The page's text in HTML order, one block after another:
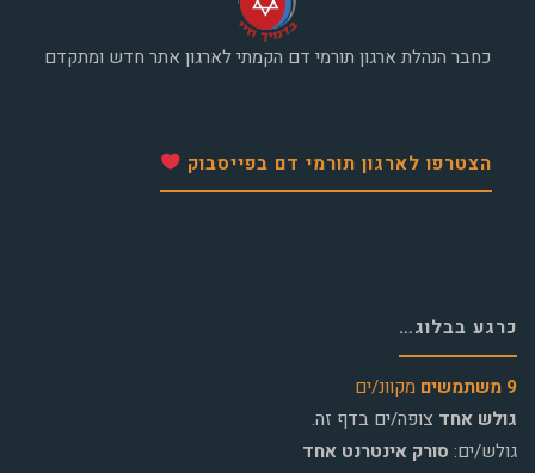
כחבר הנהלת ארגון תורמי דם הקמתי לארגון אתר חדש ומתקדם
הצטרפו לארגון תורמי דם בפייסבוק
כרגע בבלוג…
9 משתמשים
מקוונ/ים
גולש אחד צופה/ים בדף זה.
גולש/ים: סורק אינטרנט אחד